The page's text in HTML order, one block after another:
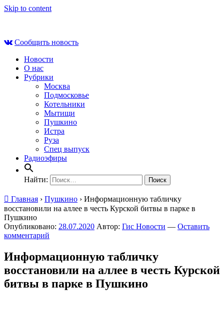
Skip to content
Сообщить новость
Новости
О нас
Рубрики
Москва
Подмосковье
Котельники
Мытищи
Пушкино
Истра
Руза
Спец выпуск
Радиоэфиры
Найти:
Главная › Пушкино › Информационную табличку
восстановили на аллее в честь Курской битвы в парке в
Пушкино
Опубликовано: 28.07.2020 Автор: Гис Новости — Оставить
комментарий
Информационную табличку
восстановили на аллее в честь Курской
битвы в парке в Пушкино